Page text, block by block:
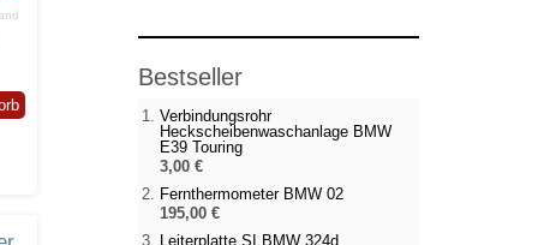
Bestseller
Verbindungsrohr
Heckscheibenwaschanlage BMW
E39 Touring
3,00 €
Fernthermometer BMW 02
195,00 €
Leiterplatte SI BMW 324d